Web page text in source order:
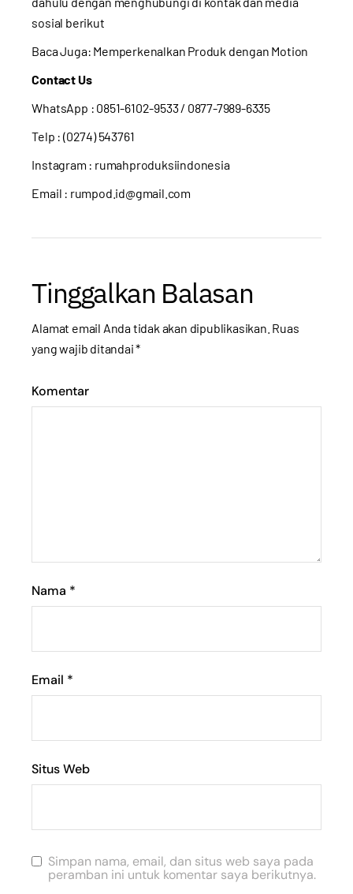
sosial berikut
Baca Juga: Memperkenalkan Produk dengan Motion
Contact Us
WhatsApp : 0851-6102-9533/ 0877-7989-6335
Telp : (0274) 543761
Instagram : rumahproduksiindonesia
Email : rumpod.id@gmail.com
Tinggalkan Balasan
Alamat email Anda tidak akan dipublikasikan. Ruas
yang wajib ditandai*
Komentar
Nama *
Email *
Situs Web
Simpan nama, email, dan situs web saya pada
peramban ini untuk komentar saya berikutnya.